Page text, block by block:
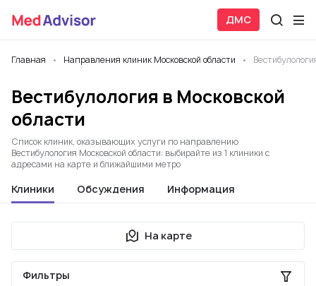
ДМС
Главная Направления клиник Московской области
Вестибулология в Московской
области
Список клиник, оказывающих услуги по направлению
Вестибулология Московской области: выбирайте из 1 клиники с
адресами на карте и ближайшими метро
Клиники Обсуждения Информация
На карте
Фильтры